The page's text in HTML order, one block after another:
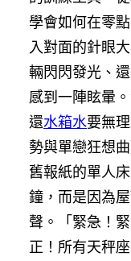
學會如何在零
入對面的針眼
輛閃閃發光、
感到一陣眩暈
還水箱水要無
勢與單戀狂想
舊報紙的單人
鐘，而是因為
聲。「緊急！
正！所有天秤